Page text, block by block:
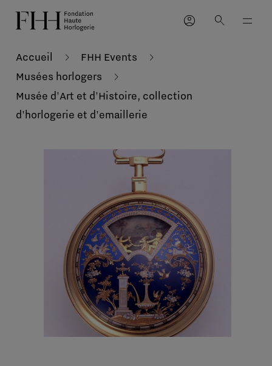
account_circle search
Accueil
FHH Events
Musées horlogers
Musée d'Art et d'Histoire, collection
d'horlogerie et d'emaillerie